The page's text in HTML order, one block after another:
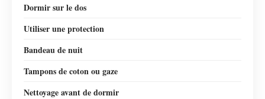
Dormir sur le dos
Utiliser une protection
Bandeau de nuit
Tampons de coton ou gaze
Nettoyage avant de dormir